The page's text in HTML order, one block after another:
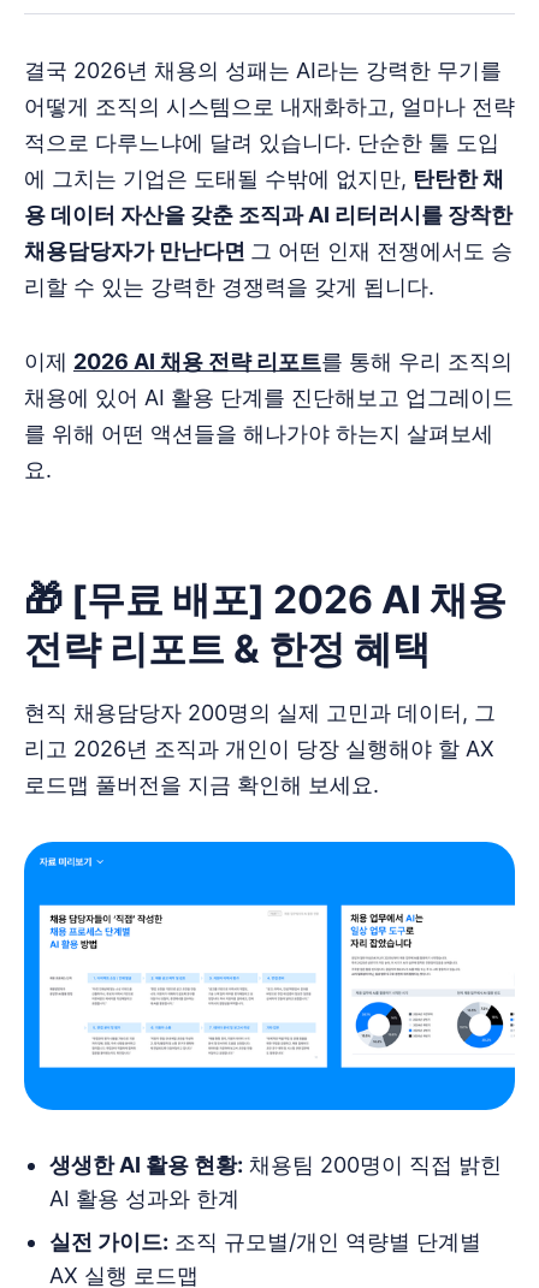
결국 2026년 채용의 성패는 AI라는 강력한 무기를
어떻게 조직의 시스템으로 내재화하고, 얼마나 전략
적으로 다루느냐에 달려 있습니다. 단순한 툴 도입
에 그치는 기업은 도태될 수밖에 없지만, 탄탄한 채
용 데이터 자산을 갖춘 조직과 AI 리터러시를 장착한
채용담당자가 만난다면 그 어떤 인재 전쟁에서도 승
리할 수 있는 강력한 경쟁력을 갖게 됩니다.
이제 2026 AI 채용 전략 리포트를 통해 우리 조직의
채용에 있어 AI 활용 단계를 진단해보고 업그레이드
를 위해 어떤 액션들을 해나가야 하는지 살펴보세
요.
🎁 [무료 배포] 2026 AI 채용
전략 리포트 & 한정 혜택
현직 채용담당자 200명의 실제 고민과 데이터, 그
리고 2026년 조직과 개인이 당장 실행해야 할 AX
로드맵 풀버전을 지금 확인해 보세요.
생생한 AI 활용 현황: 채용팀 200명이 직접 밝힌
AI 활용 성과와 한계
실전 가이드: 조직 규모별/개인 역량별 단계별
AX 실행 로드맵